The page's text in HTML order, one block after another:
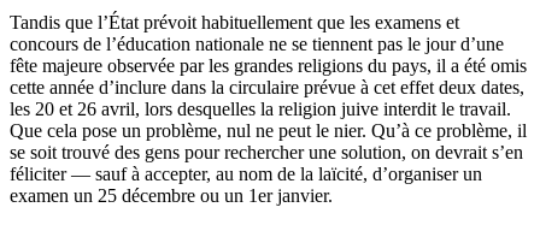
Tandis que l’État prévoit habituellement que les examens et
concours de l’éducation nationale ne se tiennent pas le jour d’une
fête majeure observée par les grandes religions du pays, il a été omis
cette année d’inclure dans la circulaire prévue à cet effet deux dates,
les 20 et 26 avril, lors desquelles la religion juive interdit le travail.
Que cela pose un problème, nul ne peut le nier. Qu’à ce problème, il
se soit trouvé des gens pour rechercher une solution, on devrait s’en
féliciter — sauf à accepter, au nom de la laïcité, d’organiser un
examen un 25 décembre ou un 1er janvier.